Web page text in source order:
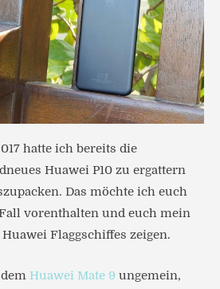
hatte ich bereits die
Huawei P10 zu ergattern
Das möchte ich euch
vorenthalten und euch mein
Flaggschiffes zeigen.
Huawei Mate 9 ungemein,